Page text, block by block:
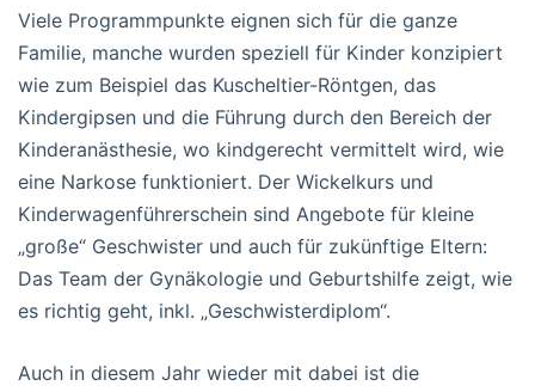
Viele Programmpunkte eignen sich für die ganze
Familie, manche wurden speziell für Kinder konzipiert
wie zum Beispiel das Kuscheltier-Röntgen, das
Kindergipsen und die Führung durch den Bereich der
Kinderanästhesie, wo kindgerecht vermittelt wird, wie
eine Narkose funktioniert. Der Wickelkurs und
Kinderwagenführerschein sind Angebote für kleine
„große“ Geschwister und auch für zukünftige Eltern:
Das Team der Gynäkologie und Geburtshilfe zeigt, wie
es richtig geht, inkl. „Geschwisterdiplom“.
Auch in diesem Jahr wieder mit dabei ist die